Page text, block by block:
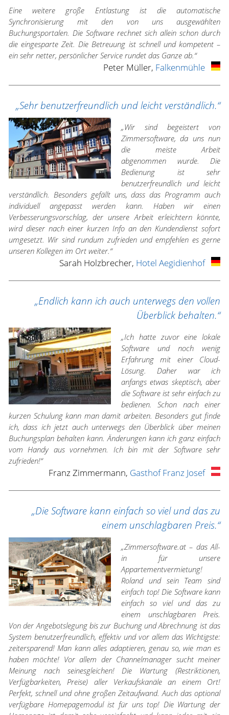
Eine weitere große Entlastung ist die automatische
Synchronisierung mit den von uns ausgewählten
Buchungsportalen. Die Software rechnet sich allein schon durch
die eingesparte Zeit. Die Betreuung ist schnell und kompetent –
ein sehr netter, persönlicher Service rundet das Ganze ab.“
Peter Müller, Falkenmühle
„Sehr benutzerfreundlich und leicht verständlich.“
„Wir sind begeistert von
Zimmersoftware, da uns nun
die meiste Arbeit
abgenommen wurde. Die
Bedienung ist sehr
benutzerfreundlich und leicht
verständlich. Besonders gefällt uns, dass das Programm auch
individuell angepasst werden kann. Haben wir einen
Verbesserungsvorschlag, der unsere Arbeit erleichtern könnte,
wird dieser nach einer kurzen Info an den Kundendienst sofort
umgesetzt. Wir sind rundum zufrieden und empfehlen es gerne
unseren Kollegen im Ort weiter.“
Sarah Holzbrecher, Hotel Aegidienhof
„Endlich kann ich auch unterwegs den vollen
Überblick behalten.“
„Ich hatte zuvor eine lokale
Software und noch wenig
Erfahrung mit einer Cloud-
Lösung. Daher war ich
anfangs etwas skeptisch, aber
die Software ist sehr einfach zu
bedienen. Schon nach einer
kurzen Schulung kann man damit arbeiten. Besonders gut finde
ich, dass ich jetzt auch unterwegs den Überblick über meinen
Buchungsplan behalten kann. Änderungen kann ich ganz einfach
vom Handy aus vornehmen. Ich bin mit der Software sehr
zufrieden!“
Franz Zimmermann, Gasthof Franz Josef
„Die Software kann einfach so viel und das zu
einem unschlagbaren Preis.“
„Zimmersoftware.at – das All-
in für unsere
Appartementvermietung!
Roland und sein Team sind
einfach top! Die Software kann
einfach so viel und das zu
einem unschlagbaren Preis.
Von der Angebotslegung bis zur Buchung und Abrechnung ist das
System benutzerfreundlich, effektiv und vor allem das Wichtigste:
zeitersparend! Man kann alles adaptieren, genau so, wie man es
haben möchte! Vor allem der Channelmanager sucht meiner
Meinung nach seinesgleichen! Die Wartung (Restriktionen,
Verfügbarkeiten, Preise) aller Verkaufskanäle an einem Ort!
Perfekt, schnell und ohne großen Zeitaufwand. Auch das optional
verfügbare Homepagemodul ist für uns top! Die Wartung der